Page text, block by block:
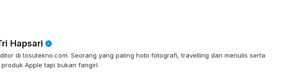
Hapsari
di tosutekno.com. Seorang yang paling hobi fotografi, travelling dan menulis serta
Apple tapi bukan fangirl.